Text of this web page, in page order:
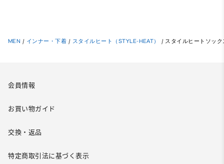
MEN / インナー・下着 / スタイルヒート（STYLE-HEAT） / スタイルヒートソック
会員情報
お買い物ガイド
交換・返品
特定商取引法に基づく表示